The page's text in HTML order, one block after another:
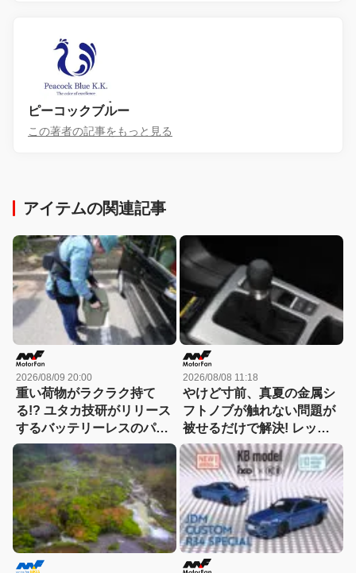
ピーコックブルー
この著者の記事をもっと見る
アイテムの関連記事
2026/08/09 20:00
重い荷物がラクラク持て
る!? ユタカ技研がリリース
するバッテリーレスのパワ
ードスーツ『BELT
POWER X』を体験！
2026/08/08 11:18
やけど寸前、真夏の金属シ
フトノブが触れない問題が
被せるだけで解決! レッツ
ォのシリコンカバーが夏も
冬も快適すぎる! 【CAR
MONO図鑑】